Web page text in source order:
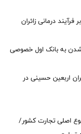
درمانی زائران
شدن به بانک اول خصوصی
اربعین حسینی در
اصلی تجارت کشور/